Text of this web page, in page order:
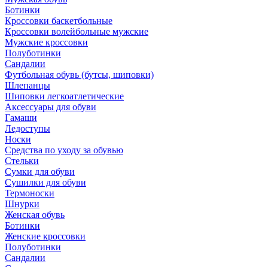
Ботинки
Кроссовки баскетбольные
Кроссовки волейбольные мужские
Мужские кроссовки
Полуботинки
Сандалии
Футбольная обувь (бутсы, шиповки)
Шлепанцы
Шиповки легкоатлетические
Аксессуары для обуви
Гамаши
Ледоступы
Носки
Средства по уходу за обувью
Стельки
Сумки для обуви
Сушилки для обуви
Термоноски
Шнурки
Женская обувь
Ботинки
Женские кроссовки
Полуботинки
Сандалии